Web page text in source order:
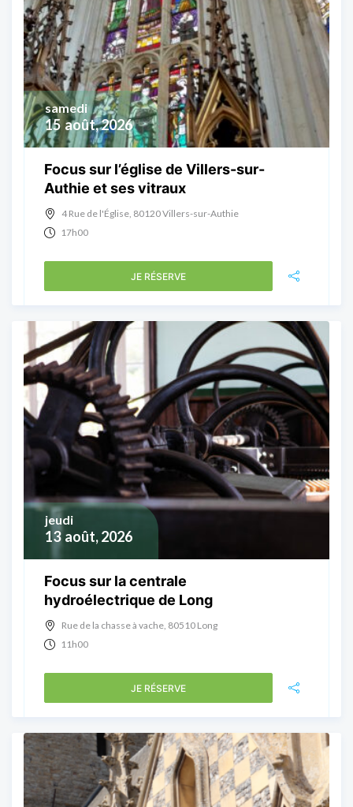
15 août, 2026
samedi
Focus sur l’église de Villers-sur-
Authie et ses vitraux
4 Rue de l'Église, 80120 Villers-sur-Authie
17h00
JE RÉSERVE
13 août, 2026
jeudi
Focus sur la centrale
hydroélectrique de Long
Rue de la chasse à vache, 80510 Long
11h00
JE RÉSERVE